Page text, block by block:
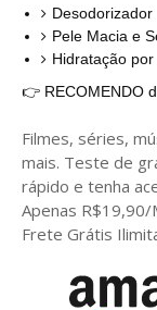
Desodorizador
Pele Macia e
Hidratação
👉 RECOMENDO
Filmes, séries,
mais. Teste de
rápido e tenha
Apenas R$19,90/
Frete Grátis